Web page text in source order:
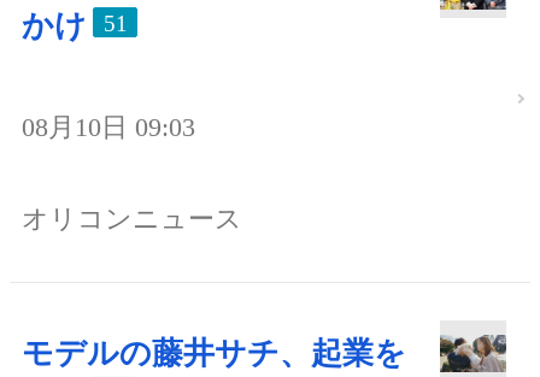
かけ
51
08月10日 09:03
オリコンニュース
モデルの藤井サチ、起業を